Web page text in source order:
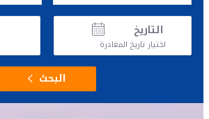
التاريخ
اختيار تاريخ المغادرة
البحث